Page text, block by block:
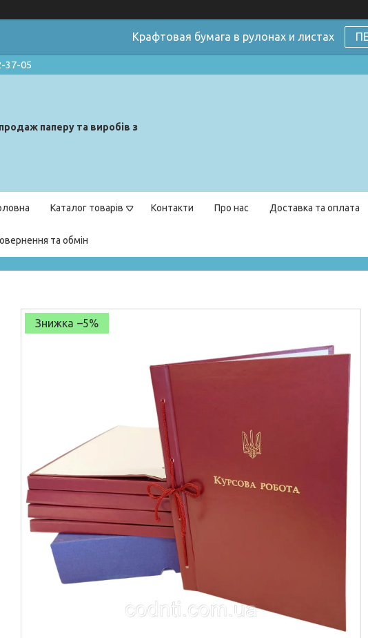
Крафтовая бумага в рулонах и листах
37-05
паперу та виробів з
Каталог товарів Контакти Про нас Доставка та оплата
та обмін
–5%